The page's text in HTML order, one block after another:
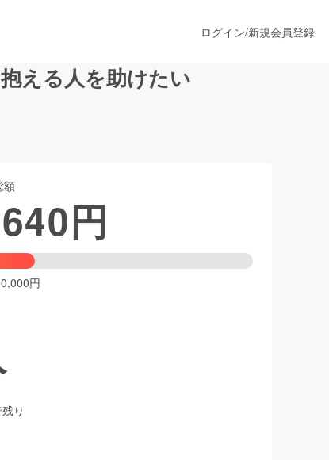
ファッション
ログイン/新規会員登録
える人を助けたい
額
円
円
り